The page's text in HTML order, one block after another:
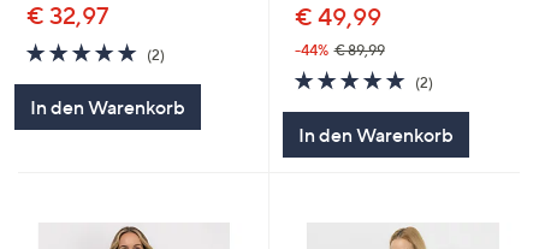
€ 32,97
5.0
von
(2)2
In den Warenkorb
€ 49,99
-44% € 89,99
5.0
von
(2)2
In den Warenkorb